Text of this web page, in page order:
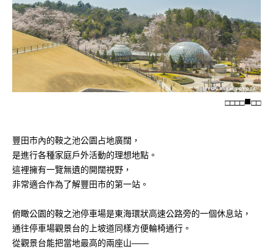
□□□□ □□
豐田市內的鞍之池公園占地廣闊，
是進行各種家庭戶外活動的理想地點。
這裡擁有一覽無遺的開闊視野，
非常適合作為了解豐田市的第一站。
俯瞰公園的鞍之池停車場是東海環狀高速公路旁的一個休息站，
通往停車場觀景台的上坡道同樣方便輪椅通行。
從觀景台能把當地最高的兩座山——